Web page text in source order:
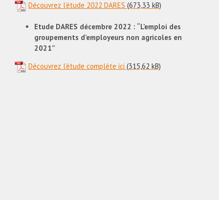
Découvrez l’étude 2022 DARES
Etude DARES décembre 2022 : “L’emploi des
groupements d’employeurs non agricoles en
2021”
Découvrez l’étude complète ici